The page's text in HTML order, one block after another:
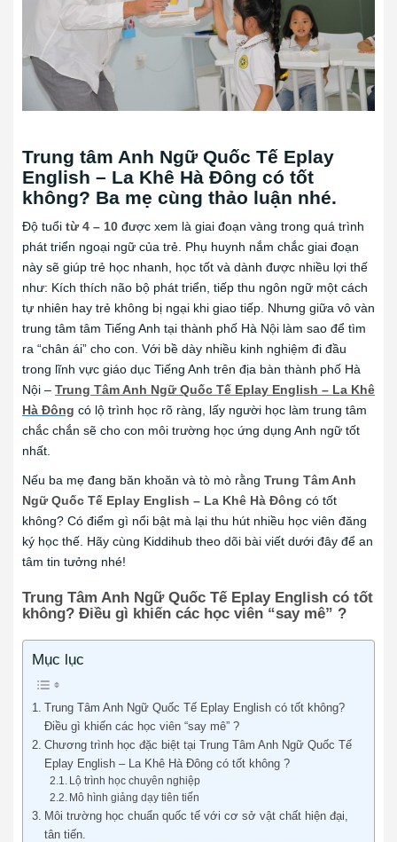
Trung tâm Anh Ngữ Quốc Tế Eplay
English – La Khê Hà Đông có tốt
không? Ba mẹ cùng thảo luận nhé.
Độ tuổi từ 4 – 10 được xem là giai đoạn vàng trong quá trình
phát triển ngoại ngữ của trẻ. Phụ huynh nắm chắc giai đoạn
này sẽ giúp trẻ học nhanh, học tốt và dành được nhiều lợi thế
như: Kích thích não bộ phát triển, tiếp thu ngôn ngữ một cách
tự nhiên hay trẻ không bị ngại khi giao tiếp. Nhưng giữa vô vàn
trung tâm tâm Tiếng Anh tại thành phố Hà Nội làm sao để tìm
ra “chân ái” cho con. Với bề dày nhiều kinh nghiệm đi đầu
trong lĩnh vực giáo dục Tiếng Anh trên địa bàn thành phố Hà
Nội – Trung Tâm Anh Ngữ Quốc Tế Eplay English – La Khê
Hà Đông có lộ trình học rõ ràng, lấy người học làm trung tâm
chắc chắn sẽ cho con môi trường học ứng dụng Anh ngữ tốt
nhất.
Nếu ba mẹ đang băn khoăn và tò mò rằng Trung Tâm Anh
Ngữ Quốc Tế Eplay English – La Khê Hà Đông có tốt
không? Có điểm gì nổi bật mà lại thu hút nhiều học viên đăng
ký học thế. Hãy cùng Kiddihub theo dõi bài viết dưới đây để an
tâm tin tưởng nhé!
Trung Tâm Anh Ngữ Quốc Tế Eplay English có tốt
không? Điều gì khiến các học viên “say mê” ?
Mục lục
Trung Tâm Anh Ngữ Quốc Tế Eplay English có tốt không?
Điều gì khiến các học viên “say mê” ?
Chương trình học đặc biệt tại Trung Tâm Anh Ngữ Quốc Tế
Eplay English – La Khê Hà Đông có tốt không ?
Lộ trình học chuyên nghiệp
Mô hình giảng dạy tiên tiến
Môi trường học chuẩn quốc tế với cơ sở vật chất hiện đại,
tân tiến.